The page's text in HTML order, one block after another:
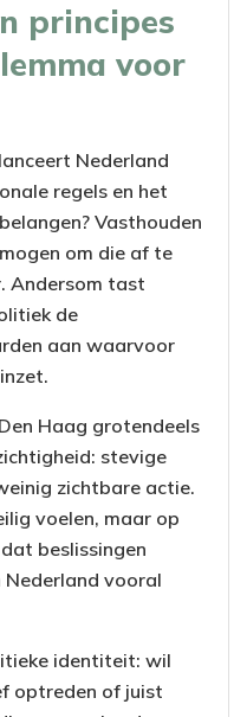
principes
voor
Nederland
regels en het
Vasthouden
om die af te
Andersom tast
de
aan waarvoor
Haag grotendeels
stevige
zichtbare actie.
voelen, maar op
beslissingen
Nederland vooral
identiteit: wil
optreden of juist